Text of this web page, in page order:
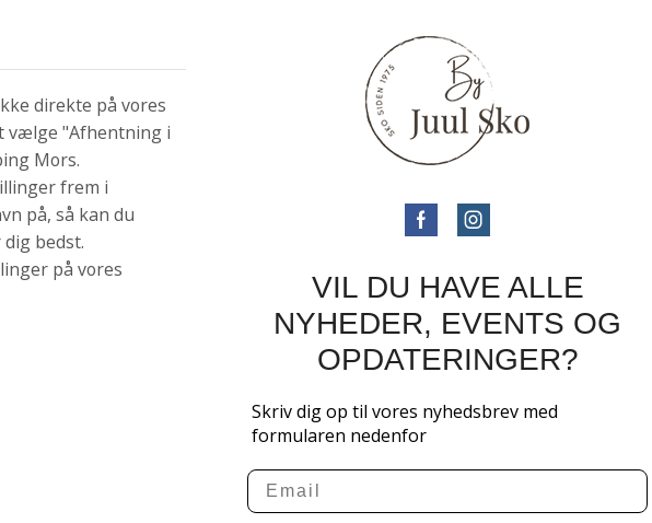
direkte på vores
vælge "Afhentning i
Mors.
frem i
på, så kan du
bedst.
på vores
VIL DU HAVE ALLE
NYHEDER, EVENTS OG
OPDATERINGER?
Skriv dig op til vores nyhedsbrev med
formularen nedenfor
Email